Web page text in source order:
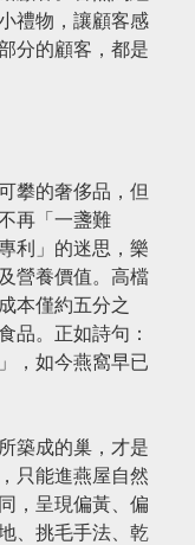
禮物，讓顧客感
分的顧客，都是
攀的奢侈品，但
再「一盞難
利」的迷思，樂
營養價值。高檔
本僅約五分之
品。正如詩句：
，如今燕窩早已
築成的巢，才是
只能進燕屋自然
，呈現偏黃、偏
、挑毛手法、乾